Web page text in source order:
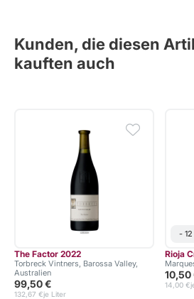
Kunden, die diesen
kauften auch
The Factor 2022
Torbreck Vintners, Barossa Valley,
Australien
99,50 €
je Liter
132,67 €
-
Rioja
10,50
14,00 €